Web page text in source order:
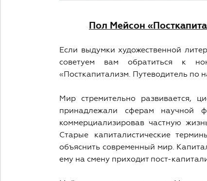
Пол Мейсон
Если выдумки художественной
советуем вам обратиться к
«Посткапитализм. Путеводитель по
Мир стремительно развивается,
принадлежали сферам научной
коммерциализировав частную
Старые капиталистические
объяснить современный мир.
ему на смену приходит пост-